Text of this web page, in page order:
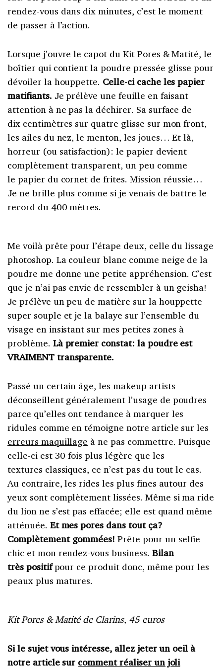
rendez-vous dans dix minutes, c’est le moment
de passer à l’action.
Lorsque j’ouvre le capot du Kit Pores & Matité, le
boîtier qui contient la poudre pressée glisse pour
dévoiler la houppette. Celle-ci cache les papier
matifiants. Je prélève une feuille en faisant
attention à ne pas la déchirer. Sa surface de
dix centimètres sur quatre glisse sur mon front,
les ailes du nez, le menton, les joues… Et là,
horreur (ou satisfaction): le papier devient
complètement transparent, un peu comme
le papier du cornet de frites. Mission réussie…
Je ne brille plus comme si je venais de battre le
record du 400 mètres.
Me voilà prête pour l’étape deux, celle du lissage
photoshop. La couleur blanc comme neige de la
poudre me donne une petite appréhension. C’est
que je n’ai pas envie de ressembler à un geisha!
Je prélève un peu de matière sur la houppette
super souple et je la balaye sur l’ensemble du
visage en insistant sur mes petites zones à
problème. Là premier constat: la poudre est
VRAIMENT transparente.
Passé un certain âge, les makeup artists
déconseillent généralement l’usage de poudres
parce qu’elles ont tendance à marquer les
ridules comme en témoigne notre article sur les
erreurs maquillage à ne pas commettre. Puisque
celle-ci est 30 fois plus légère que les
textures classiques, ce n’est pas du tout le cas.
Au contraire, les rides les plus fines autour des
yeux sont complètement lissées. Même si ma ride
du lion ne s’est pas effacée; elle est quand même
atténuée. Et mes pores dans tout ça?
Complètement gommées!Prête pour un selfie
chic et mon rendez-vous business. Bilan
très positifpour ce produit donc, même pour les
peaux plus matures.
Kit Pores & Matité de Clarins, 45 euros
Si le sujet vous intéresse, allez jeter un oeil à
notre article sur comment réaliser un joli